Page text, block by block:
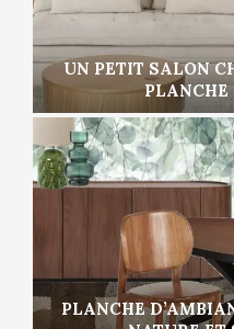
UN PETIT SALON
PLANCHE
PLANCHE